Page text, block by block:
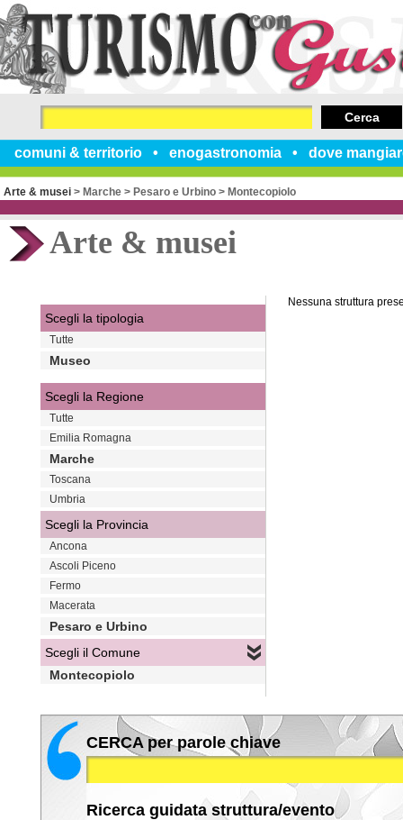
comuni & territorio enogastronomia dove
Cerca
Arte & musei > Marche > Pesaro e Urbino > Montecopiolo
Arte & musei
Nessuna struttura
Scegli la tipologia
Tutte
Museo
Scegli la Regione
Tutte
Emilia Romagna
Marche
Toscana
Umbria
Scegli la Provincia
Ancona
Ascoli Piceno
Fermo
Macerata
Pesaro e Urbino
Scegli il Comune
Montecopiolo
CERCA per parole chiave
Ricerca guidata struttura/evento